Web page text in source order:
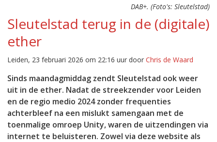
DAB+. (Foto's: Sleutelstad)
Sleutelstad terug in de (digitale)
ether
Leiden, 23 februari 2026 om 22:16 uur door Chris de Waard
Sinds maandagmiddag zendt Sleutelstad ook weer
uit in de ether. Nadat de streekzender voor Leiden
en de regio medio 2024 zonder frequenties
achterbleef na een mislukt samengaan met de
toenmalige omroep Unity, waren de uitzendingen via
internet te beluisteren. Zowel via deze website als